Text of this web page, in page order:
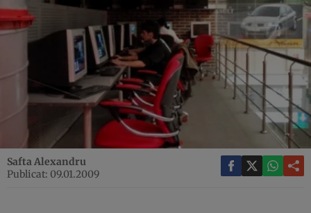
Safta Alexandru
Publicat: 09.01.2009